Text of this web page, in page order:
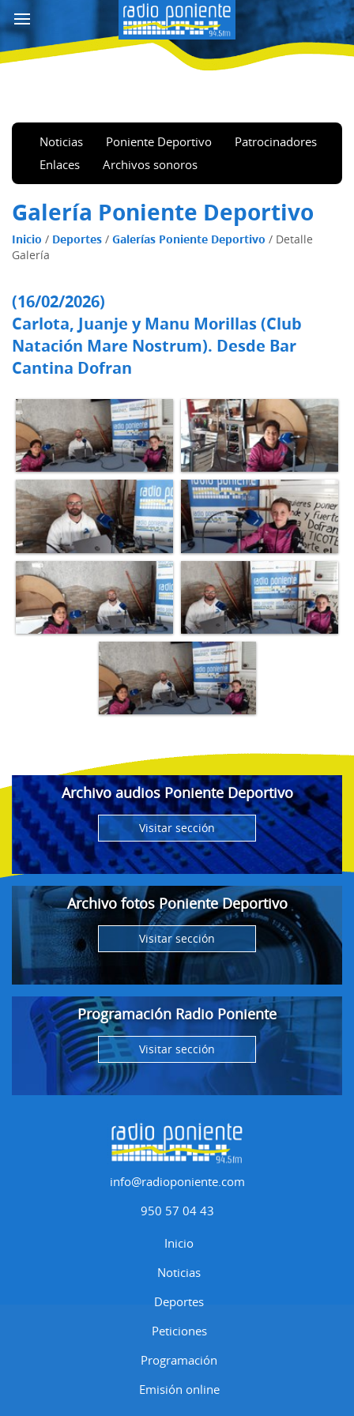
Noticias Poniente Deportivo
Patrocinadores
Enlaces
Archivos sonoros
Galería Poniente Deportivo
Inicio / Deportes / Galerías Poniente Deportivo / Detalle
Galería
(16/02/2026)
Carlota, Juanje y Manu Morillas (Club
Natación Mare Nostrum). Desde Bar
Cantina Dofran
Archivo audios Poniente Deportivo
Visitar sección
Archivo fotos Poniente Deportivo
Visitar sección
Programación Radio Poniente
Visitar sección
info@radioponiente.com
950 57 04 43
Inicio
Noticias
Deportes
Peticiones
Programación
Emisión online